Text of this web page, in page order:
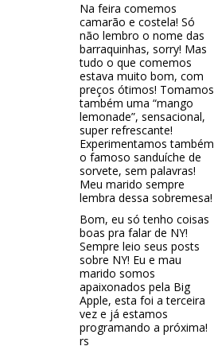
Na feira comemos
camarão e costela! Só
não lembro o nome das
barraquinhas, sorry! Mas
tudo o que comemos
estava muito bom, com
preços ótimos! Tomamos
também uma “mango
lemonade”, sensacional,
super refrescante!
Experimentamos também
o famoso sanduíche de
sorvete, sem palavras!
Meu marido sempre
lembra dessa sobremesa!
Bom, eu só tenho coisas
boas pra falar de NY!
Sempre leio seus posts
sobre NY! Eu e mau
marido somos
apaixonados pela Big
Apple, esta foi a terceira
vez e já estamos
programando a próxima!
rs